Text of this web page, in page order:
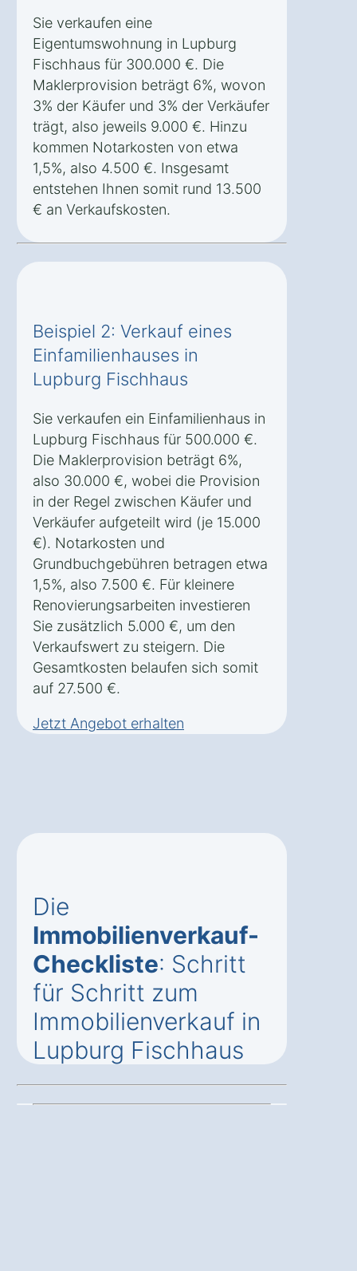
Sie verkaufen eine
Eigentumswohnung in Lupburg
Fischhaus für 300.000 €. Die
Maklerprovision beträgt 6%, wovon
3% der Käufer und 3% der Verkäufer
trägt, also jeweils 9.000 €. Hinzu
kommen Notarkosten von etwa
1,5%, also 4.500 €. Insgesamt
entstehen Ihnen somit rund 13.500
€ an Verkaufskosten.
Beispiel 2: Verkauf eines
Einfamilienhauses in
Lupburg Fischhaus
Sie verkaufen ein Einfamilienhaus in
Lupburg Fischhaus für 500.000 €.
Die Maklerprovision beträgt 6%,
also 30.000 €, wobei die Provision
in der Regel zwischen Käufer und
Verkäufer aufgeteilt wird (je 15.000
€). Notarkosten und
Grundbuchgebühren betragen etwa
1,5%, also 7.500 €. Für kleinere
Renovierungsarbeiten investieren
Sie zusätzlich 5.000 €, um den
Verkaufswert zu steigern. Die
Gesamtkosten belaufen sich somit
auf 27.500 €.
Jetzt Angebot erhalten
Die
Immobilienverkauf-
Checkliste: Schritt
für Schritt zum
Immobilienverkauf in
Lupburg Fischhaus